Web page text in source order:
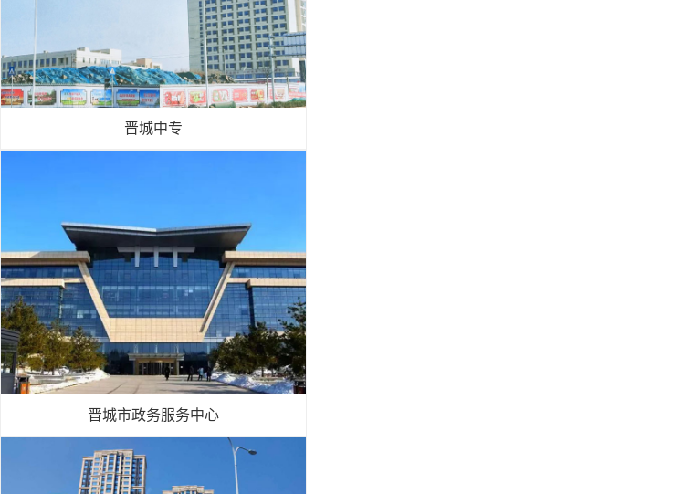
晋城中专
晋城市政务服务中心